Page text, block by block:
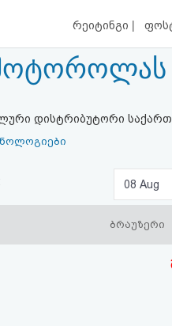
რეიტინგი |
დისტრიბუტორი
08 Aug
ბრაუზერი